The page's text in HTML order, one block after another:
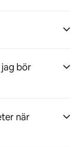
bör
när